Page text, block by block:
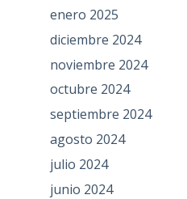
enero 2025
diciembre 2024
noviembre 2024
octubre 2024
septiembre 2024
agosto 2024
julio 2024
junio 2024